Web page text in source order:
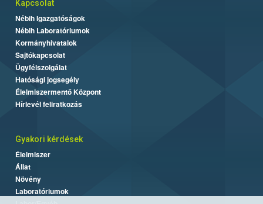
Kapcsolat
Nébih Igazgatóságok
Nébih Laboratóriumok
Kormányhivatalok
Sajtókapcsolat
Ügyfélszolgálat
Hatósági jogsegély
Élelmiszermentő Központ
Hírlevél feliratkozás
Gyakori kérdések
Élelmiszer
Állat
Növény
Laboratóriumok